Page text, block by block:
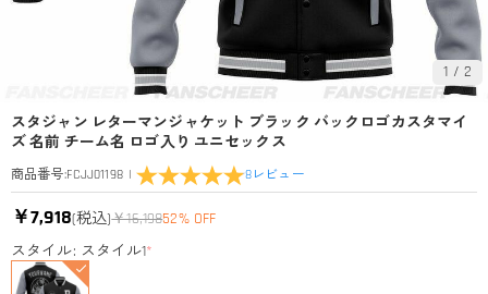
1 / 2
スタジャン レターマンジャケット ブラック バックロゴカスタマイ
ズ 名前 チーム名 ロゴ入り ユニセックス
商品番号:FCJJ01198 | 8 レビュー
￥7,918(税込)￥16,19852% OFF
スタイル: スタイル1*